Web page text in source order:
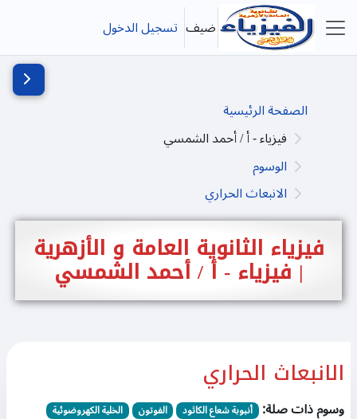
تخطى إلى المحتوى الرئيسي
واجهة جانبية
ضيف تسجيل الدخول
الصفحة الرئيسية
فيزياء - أ / أحمد الشمسي
الوسوم
الانبعاث الحراري
فيزياء الثانوية العامة و الأزهرية
| فيزياء - أ / أحمد الشمسي
فتح
الانبعاث الحراري
وسوم ذات صلة: أنبوبة شعاع الكاثود الفوتون
الخلية الكهروضوئية